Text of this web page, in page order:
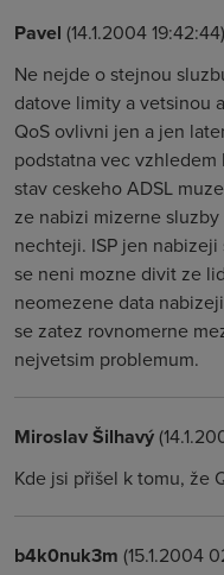
Pavel (14.1.2004 19:42:44)
Ne nejde o stejnou
datove limity a vetsinou
QoS ovlivni jen a jen
podstatna vec
stav ceskeho ADSL
ze nabizi mizerne
nechteji. ISP jen
se neni mozne divit ze
neomezene data
se zatez rovnomerne
nejvetsim problemum.
Miroslav Šilhavý
Kde jsi přišel k tomu, že
b4k0nuk3m (15.1.2004